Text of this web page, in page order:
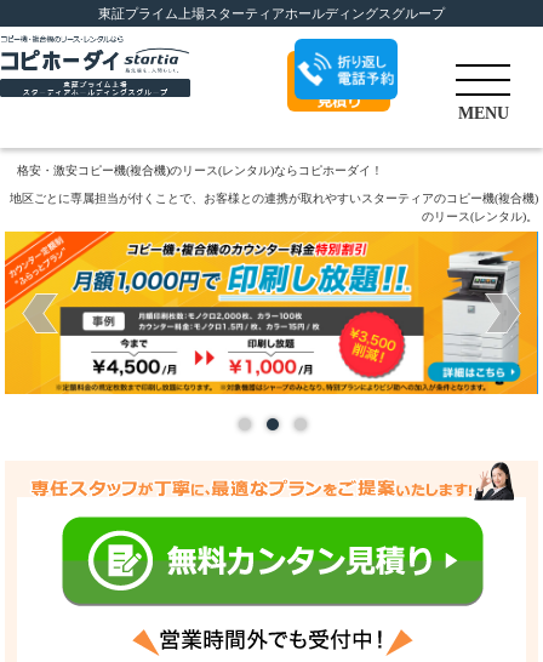
東証プライム上場スターティアホールディングスグループ
折り返し電話予
MENU
格安・激安コピー機(複合機)のリース(レンタル)ならコピホーダイ！
地区ごとに専属担当が付くことで、お客様との連携が取れやすいスターティアのコピー機(複合機)
のリース(レンタル)。